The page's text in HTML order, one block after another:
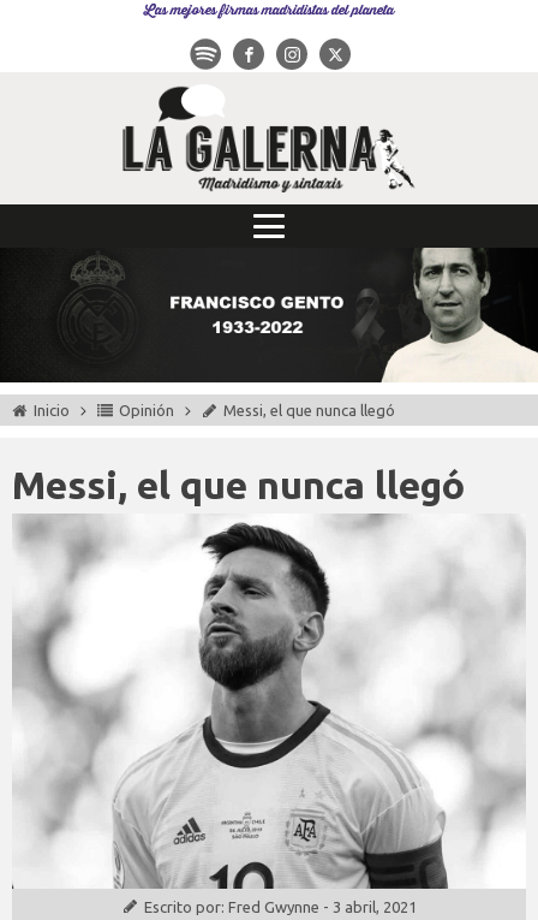
Las mejores firmas madridistas del planeta
Inicio Opinión Messi, el que nunca llegó
Messi, el que nunca llegó
Escrito por: Fred Gwynne - 3 abril, 2021